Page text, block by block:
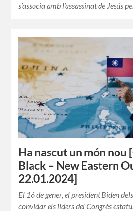
s’associa amb l’assassinat de Jesús
Ha nascut un món nou
Black – New Eastern
22.01.2024]
El 16 de gener, el president Biden
convidar els líders del Congrés